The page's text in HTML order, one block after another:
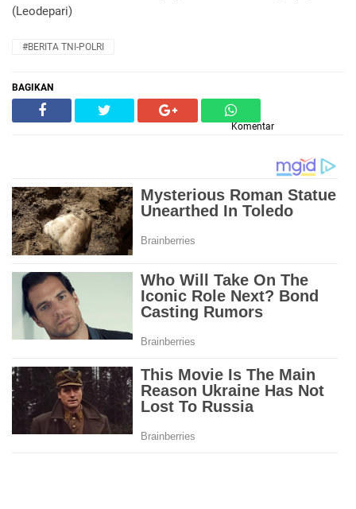
(Leodepari)
#BERITA TNI-POLRI
BAGIKAN
Komentar